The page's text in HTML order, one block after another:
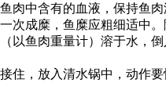
肉中含有的血液，保持鱼肉
次成糜，鱼糜应粗细适中
以鱼肉重量计）溶于水，
住，放入清水锅中，动作